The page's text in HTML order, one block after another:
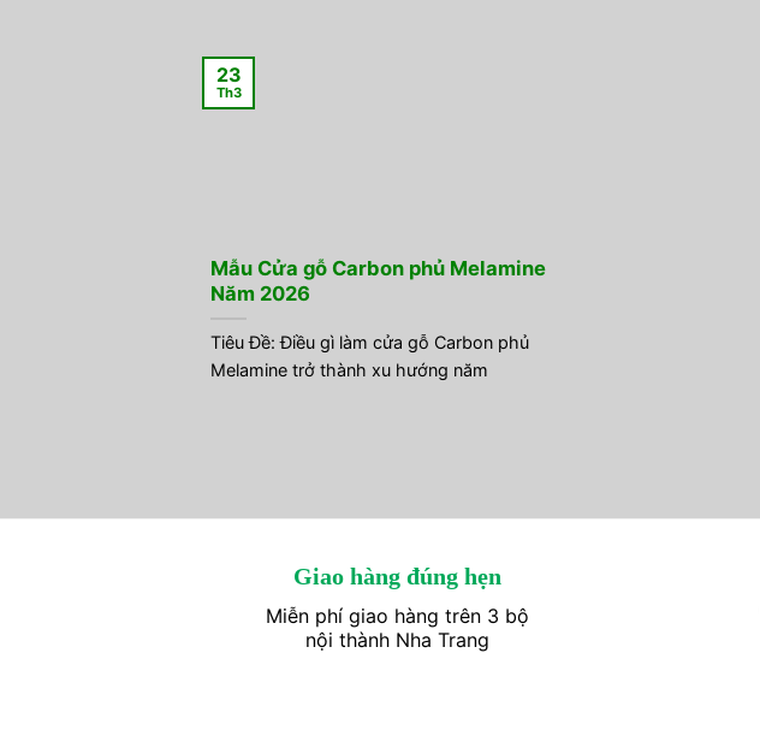
Mẫu Cửa gỗ Carbon phủ Melamine
Năm 2026
Tiêu Đề: Điều gì làm cửa gỗ Carbon phủ
Melamine trở thành xu hướng năm
23
Th3
Giao hàng đúng hẹn
Miễn phí giao hàng trên 3 bộ
nội thành Nha Trang